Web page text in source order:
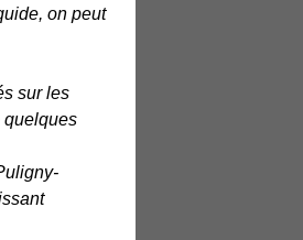
on peut
sur les
quelques